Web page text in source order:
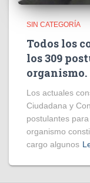
SIN CATEGORÍA
Todos los
los 309
organismo.
Los actuales
Ciudadana y
postulantes
organismo
cargo algunos